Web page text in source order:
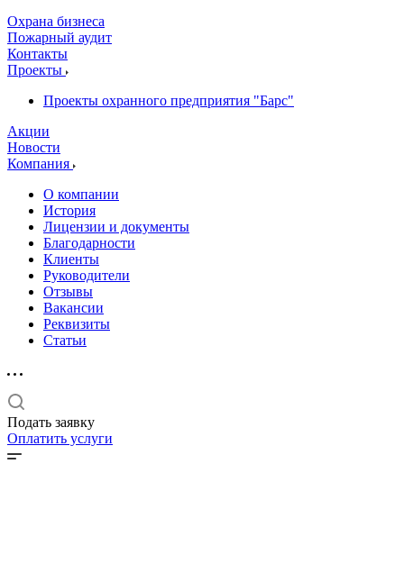
Охрана бизнеса
Пожарный аудит
Контакты
Проекты
Проекты охранного предприятия "Барс"
Акции
Новости
Компания
О компании
История
Лицензии и документы
Благодарности
Клиенты
Руководители
Отзывы
Вакансии
Реквизиты
Статьи
Подать заявку
Оплатить услуги